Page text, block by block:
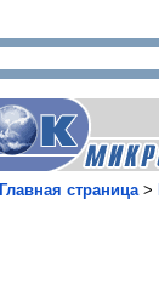
Главная страница>